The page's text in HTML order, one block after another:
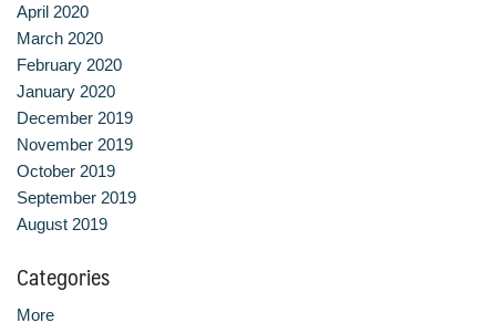
เลือกหลักสูตร
โครงสร้างการบริหารงาน
โรงเรียนการเรือน
April 2020
March 2020
February 2020
January 2020
December 2019
November 2019
October 2019
September 2019
August 2019
Categories
More